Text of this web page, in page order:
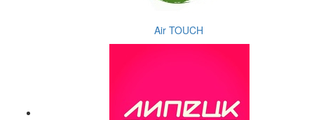
Air TOUCH